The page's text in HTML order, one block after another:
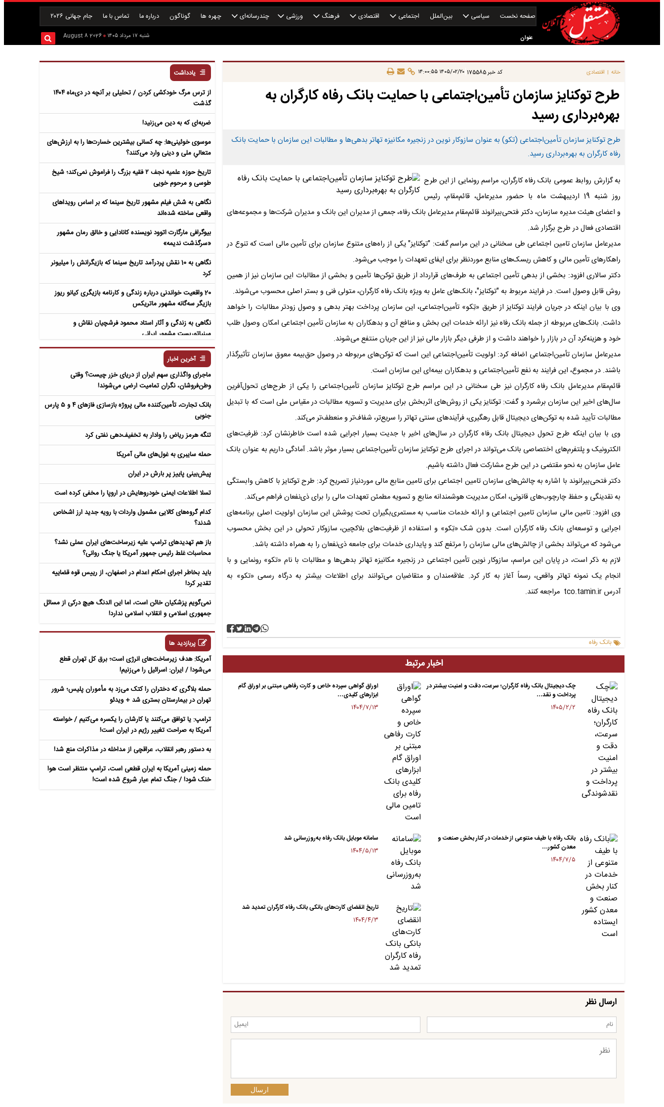
صفحه نخست سیاسی بین‌الملل اجتماعی اقتصادی فرهنگ ورزشی چندرسانه‌ای چهره ها گوناگون درباره ما تماس با ما جام جهانی ۲۰۲۶
عنوان شنبه ۱۷ مرداد ۱۴۰۵ 2026 August 8
خانه | اقتصادی کد خبر175585
|۱۴۰۵/۰۲/۲۰ ۱۴:۰۰:۵۵
طرح توکنایز سازمان تأمین‌اجتماعی با حمایت بانک رفاه کارگران به
بهره‌برداری رسید
طرح توکنایز سازمان تأمین‌اجتماعی (تکو) به عنوان سازوکار نوین در زنجیره‌ مکانیزه تهاتر بدهی‌ها و ‌مطالبات این سازمان با حمایت بانک
رفاه کارگران به بهره‌برداری رسید.
به گزارش روابط عمومی بانک رفاه کارگران، مراسم رونمایی از این طرح
روز شنبه 19 اردیبهشت ماه با حضور مدیرعامل، قائم‌مقام، رئیس
و اعضای هیئت مدیره سازمان، دکتر فتحی‌بیرانوند قائم‌مقام مدیرعامل بانک رفاه، جمعی از مدیران این بانک و مدیران شرکت‌ها و مجموعه‌های
اقتصادی فعال در طرح برگزار شد.
مدیرعامل سازمان تامین اجتماعی طی سخنانی در این مراسم گفت: "توکنایز" یکی از راه‌های متنوع سازمان برای تأمین مالی است که تنوع در
راهکارهای تأمین مالی و کاهش ریسک‌های منابع موردنظر برای ایفای تعهدات را موجب می‌شود.
دکتر سالاری افزود: بخشی از بدهی تأمین اجتماعی به طرف‌های قرارداد از طریق توکن‌ها تأمین و بخشی از مطالبات این سازمان نیز از همین
روش قابل وصول است. در فرایند مربوط به "توکنایز"، بانک‌های عامل به ویژه بانک رفاه کارگران، متولی فنی و بستر اصلی محسوب می‌شوند.
وی با بیان اینکه در جریان فرایند توکنایز از طریق «تِکو» تأمین‌اجتماعی، این سازمان پرداخت بهتر بدهی و وصول زودتر مطالبات را خواهد
داشت. بانک‌های مربوطه از جمله بانک رفاه نیز ارائه خدمات این بخش و منافع آن و بدهکاران به سازمان تأمین اجتماعی امکان وصول طلب
خود و هزینه‌کرد آن در بازار را خواهند داشت و از طرفی دیگر بازار مالی نیز از این جریان منتفع می‌شوند.
مدیرعامل سازمان تأمین‌اجتماعی اضافه کرد: اولویت تأمین‌اجتماعی این است که توکن‌های مربوطه در وصول حق‌بیمه معوق سازمان تأثیرگذار
باشند. در مجموع، این فرایند به نفع تأمین‌اجتماعی و بدهکاران بیمه‌ای این سازمان است.
قائم‌مقام مدیرعامل بانک رفاه کارگران نیز طی سخنانی در این مراسم طرح توکنایز سازمان تأمین‌اجتماعی را یکی از طرح‌های تحول‌آفرین
سال‌های اخیر این سازمان برشمرد و گفت: توکنایز یکی از روش‌های اثربخش برای مدیریت و تسویه مطالبات در مقیاس ملی است که با تبدیل
مطالبات تأیید شده به توکن‌های دیجیتال قابل رهگیری، فرآیندهای سنتی تهاتر را سریع‌تر، شفاف‌تر و منعطف‌تر می‌کند.
وی با بیان اینکه طرح تحول دیجیتال بانک رفاه کارگران در سال‌های اخیر با جدیت بسیار اجرایی شده است خاطرنشان کرد: ظرفیت‌های
الکترونیک و پلتفرم‌های اختصاصی بانک می‌تواند در اجرای طرح توکنایز سازمان تأمین‌اجتماعی بسیار موثر باشد. آمادگی داریم به عنوان بانک
عامل سازمان به نحو مقتضی در این طرح مشارکت فعال داشته باشیم.
دکتر فتحی‌بیرانوند با اشاره به چالش‌های سازمان تامین اجتماعی برای تامین منابع مالی موردنیاز تصریح کرد: طرح توکنایز با کاهش وابستگی
به نقدینگی و حفظ چارچوب‌های قانونی، امکان مدیریت هوشمندانه منابع و تسویه مطمئن تعهدات مالی را برای ذی‌نفعان فراهم می‌کند.
وی افزود: تامین مالی سازمان تامین اجتماعی و ارائه خدمات مناسب به مستمری‌بگیران تحت پوشش این سازمان اولویت اصلی برنامه‌های
اجرایی و توسعه‌ای بانک رفاه کارگران است. بدون شک «تِکو» و استفاده از ظرفیت‌های بلاکچین، سازوکار تحولی در این بخش محسوب
می‌شود که می‌تواند بخشی از چالش‌های مالی سازمان را مرتفع کند و پایداری خدمات برای جامعه ذی‌نفعان را به همراه داشته باشد.
لازم به ذکر است، در پایان این مراسم، سازوکار نوین تأمین اجتماعی در زنجیره مکانیزه تهاتر بدهی‌ها و مطالبات با نام «تکو» رونمایی و با
انجام یک نمونه تهاتر واقعی، رسماً آغاز به کار کرد. علاقه‌مندان و متقاضیان می‌توانند برای اطلاعات بیشتر به درگاه رسمی «تکو» به
آدرس tco.tamin.ir مراجعه کنند.
بانک رفاه
اخبار مرتبط
چک دیجیتال بانک رفاه کارگران؛ سرعت، دقت و امنیت بیشتر در
پرداخت و نقد…
۱۴۰۵/۲/۲
اوراق گواهی سپرده خاص و کارت رفاهی مبتنی بر اوراق گام
ابزارهای کلیدی…
۱۴۰۴/۷/۱۳
بانک رفاه با طیف متنوعی از خدمات در کنار بخش صنعت و
معدن کشور…
۱۴۰۴/۷/۵
سامانه موبایل بانک رفاه به‌روزرسانی شد
۱۴۰۴/۵/۱۳
تاریخ انقضای کارت‌های بانکی بانک رفاه کارگران تمدید شد
۱۴۰۴/۴/۳
ارسال نظر
ارسال
یادداشت
از ترس مرگ خودکشی کردن / تحلیلی بر آنچه در دی‌ماه ۱۴۰۴
گذشت
ضربه‌ای که به دین می‌زنید!
موسوی خوئینی‌ها: چه کسانی بیشترین خسارت‌ها را به ارزش‌های
متعالیِ ملی و دینی وارد می‌کنند؟
تاریخ حوزه علمیه نجف ۲ فقیه بزرگ را فراموش نمی‌کند؛ شیخ
طوسی و مرحوم خویی
نگاهی به شش فیلم مشهور تاریخ سینما که بر اساس رویداهای
واقعی ساخته شده‌اند
بیوگرافی مارگارت اتوود نویسنده کانادایی و خالق رمان مشهور
«سرگذشت ندیمه»
نگاهی به 10 نقش پردرآمد تاریخ سینما که بازیگرانش را میلیونر
کرد
20 واقعیت خواندنی درباره زندگی و کارنامه بازیگری کیانو ریوز
بازیگر سه‌گانه مشهور ماتریکس
نگاهی به زندگی و آثار استاد محمود فرشچیان نقاش و
مینیاتوریست مشهور ایرانی
نگاهی به زندگی و آثار عباس معروفی نویسنده ایرانی و خالق رمان
سمفونی مردگان
آخرین اخبار
ماجرای واگذاری سهم ایران از دریای خزر چیست؟ وقتی
وطن‌فروشان، نگران تمامیت ارضی می‌شوند!
بانک تجارت، تأمین‌کننده مالی پروژه بازسازی فازهای ۴ و ۵ پارس
جنوبی
تنگه هرمز ریاض را وادار به تخفیف‌دهی نفتی کرد
حمله سایبری به غول‌های مالی آمریکا
پیش‌بینی پاییز پر بارش در ایران
تسلا اطلاعات ایمنی خودروهایش در اروپا را مخفی کرده است
کدام گروه‌های کالایی مشمول واردات با رویه جدید ارز اشخاص
شدند؟
باز هم تهدیدهای ترامپ علیه زیرساخت‌های ایران عملی نشد؟
محاسبات غلط رئیس جمهور آمریکا یا جنگ روانی؟
باید بخاطر اجرای احکام اعدام در اصفهان، از رییس قوه قضاییه
تقدیر کرد!
نمی‌گویم پزشکیان خائن است، اما این الدنگ هیچ درکی از مسائل
جمهوری اسلامی و انقلاب اسلامی ندارد!
پربازدید ها
آمریکا: هدف زیرساخت‌های انرژی است؛ برق کل تهران قطع
می‌شود! / ایران: اسرائیل را می‌زنیم!
حمله بلاگری که دختران را کتک می‌زد به مأموران پلیس؛ شرور
تهران در بیمارستان بستری شد + ویدئو
ترامپ: یا توافق می‌کنند یا کارشان را یکسره می‌کنیم / خواسته
آمریکا به صراحت تغییر رژیم در ایران است!
به دستور رهبر انقلاب، عراقچی از مداخله در مذاکرات منع شد!
حمله زمینی آمریکا به ایران قطعی است، ترامپ منتظر است هوا
خنک شود! / جنگ تمام عیار شروع شده است!